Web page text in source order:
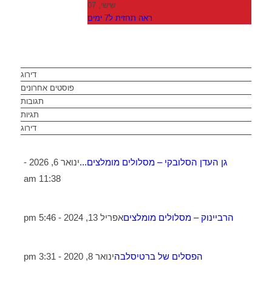
שישי, 07
ראה תחזית ל7 ימים
דירוג
פוסטים אחרונים
תגובות
תגיות
דירוג
גן העדן הסלובקי – מסלולים מומלצים...
ינואר 6, 2026 -
11:38 am
הרביינוק – מסלולים מומלציםאפריל 13, 2024 - 5:46 pm
הפסלים של ברטיסלבהינואר 8, 2020 - 3:31 pm